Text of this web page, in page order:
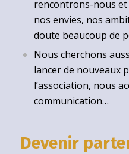
rencontrons-nous et
nos envies, nos
doute beaucoup de
Nous cherchons
lancer de nouveaux
l’association, nous
communication…
Devenir